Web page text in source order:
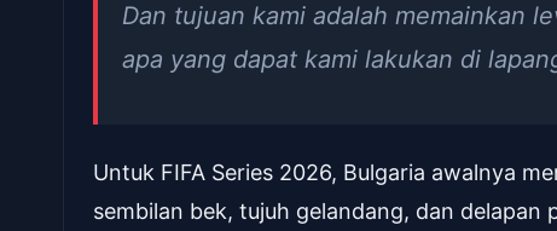
Dan tujuan kami adalah memainkan
apa yang dapat kami lakukan di
Untuk FIFA Series 2026, Bulgaria awalnya
sembilan bek, tujuh gelandang, dan delapan